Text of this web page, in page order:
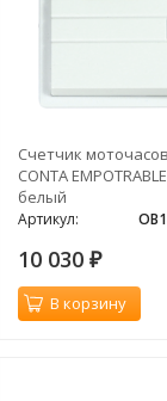
Счетчик
CONTA
белый
Артикул:
10 030 ₽
В корзину